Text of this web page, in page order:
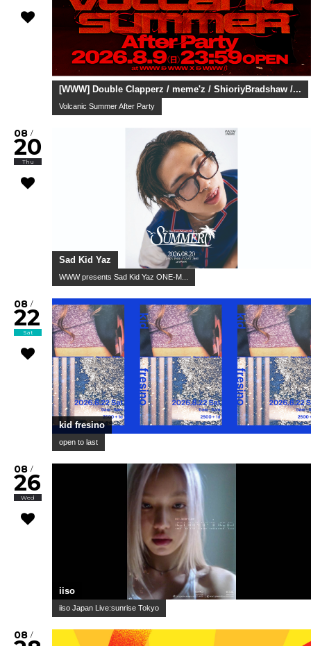
[WWW] Double Clapperz / meme'z / ShioriyBradshaw /...
Volcanic Summer After Party
08 /
20
Thu
Sad Kid Yaz
WWW presents Sad Kid Yaz ONE-M...
08 /
22
Sat
kid fresino
open to last
08 /
26
Wed
iiso
iiso Japan Live:sunrise Tokyo
08 /